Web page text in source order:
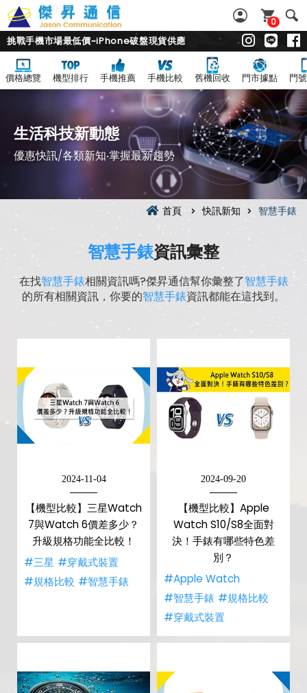
0
挑戰手機市場最低價~iPhone破盤現貨供應
價格總覽 機型排行 手機推薦 手機比較 舊機回收 門市據點 門
生活科技新動態
優惠快訊/各類新知‧掌握最新趨勢
首頁 快訊新知 智慧手錶
智慧手錶資訊彙整
在找智慧手錶相關資訊嗎?傑昇通信幫你彙整了智慧手錶
的所有相關資訊，你要的智慧手錶資訊都能在這找到。
2024-11-04
【機型比較】三星Watch
7與Watch 6價差多少？
升級規格功能全比較！
#三星 #穿戴式裝置
#規格比較 #智慧手錶
2024-09-20
【機型比較】Apple
Watch S10/S8全面對
決！手錶有哪些特色差
別？
#Apple Watch
#智慧手錶 #規格比較
#穿戴式裝置